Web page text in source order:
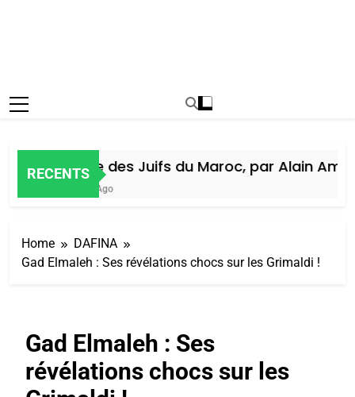
RECENTS
Histoire des Juifs du Maroc, par Alain Amiel
Home
DAFINA
Gad Elmaleh : Ses révélations chocs sur les Grimaldi !
Gad Elmaleh : Ses
révélations chocs sur les